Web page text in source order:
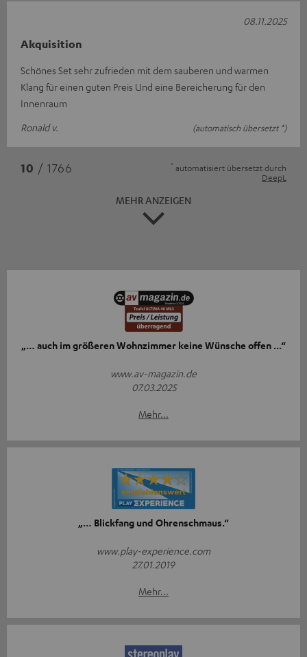
Akquisition
Schönes Set sehr zufrieden mit dem sauberen und warmen
Klang für einen guten Preis Und eine Bereicherung für den
Innenraum
Ronald v.
(automatisch übersetzt *)
08.11.2025
10 / 1766 * automatisiert übersetzt durch
DeepL
MEHR ANZEIGEN
„… auch im größeren Wohnzimmer keine Wünsche offen ...“
www.av-magazin.de
07.03.2025
Mehr...
„… Blickfang und Ohrenschmaus.“
www.play-experience.com
27.01.2019
Mehr...